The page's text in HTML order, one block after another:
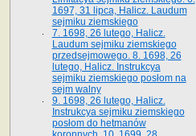
1697, 31 lipca, Halicz. Laudum
sejmiku ziemskiego
7. 1698, 26 lutego, Halicz.
Laudum sejmiku ziemskiego
przedsejmowego. 8. 1698, 26
lutego, Halicz. Instrukcya
sejmiku ziemskiego posłom na
sejm walny
9. 1698, 26 lutego, Halicz.
Instrukcya sejmiku ziemskiego
posłom do hetmanów